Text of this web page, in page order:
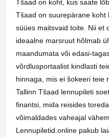
Tšaad on koht, kus saate
Tšaad on suurepärane koht
süües maitsvaid toite. Nii et
ideaalne marsruut hõlmab
maandumata või edasi-
võrdlusportaalist kindlasti
hinnaga, mis ei šokeeri teie
Tallinn Tšaad lennupileti
finantsi, mida reisides
võimaldades vaheajal
Lennupiletid.online pakub